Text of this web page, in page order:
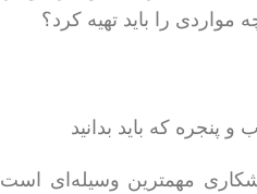
مواردی را باید تهیه کرد؟
مهمترین وسیله‌ای است